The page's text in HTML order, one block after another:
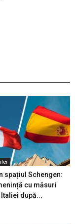
spațiul Schengen:
cu măsuri
după...